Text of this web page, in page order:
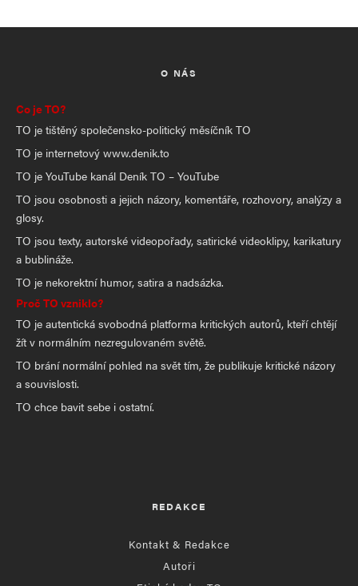
O NÁS
Co je TO?
TO je tištěný společensko-politický měsíčník TO
TO je internetový www.denik.to
TO je YouTube kanál Deník TO – YouTube
TO jsou osobnosti a jejich názory, komentáře, rozhovory, analýzy a
glosy.
TO jsou texty, autorské videopořady, satirické videoklipy, karikatury
a bublináže.
TO je nekorektní humor, satira a nadsázka.
Proč TO vzniklo?
TO je autentická svobodná platforma kritických autorů, kteří chtějí
žít v normálním nezregulovaném světě.
TO brání normální pohled na svět tím, že publikuje kritické názory
a souvislosti.
TO chce bavit sebe i ostatní.
REDAKCE
Kontakt & Redakce
Autoři